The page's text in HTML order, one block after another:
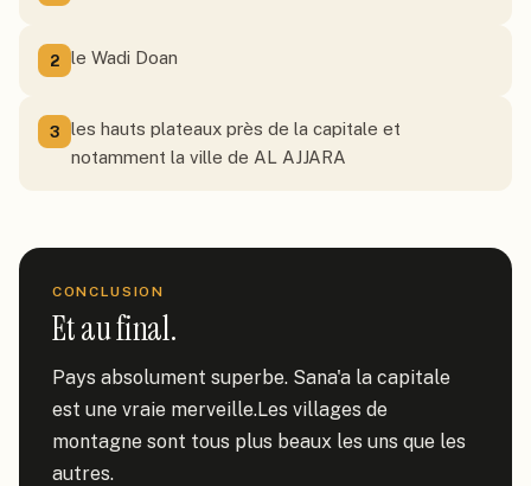
2 le Wadi Doan
3
les hauts plateaux près de la capitale et
notamment la ville de AL AJJARA
CONCLUSION
Et au final.
Pays absolument superbe. Sana'a la capitale
est une vraie merveille.Les villages de
montagne sont tous plus beaux les uns que les
autres.